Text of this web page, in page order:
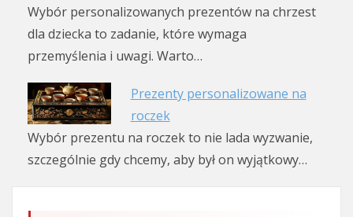
Wybór personalizowanych prezentów na chrzest
dla dziecka to zadanie, które wymaga
przemyślenia i uwagi. Warto…
Prezenty personalizowane na
roczek
Wybór prezentu na roczek to nie lada wyzwanie,
szczególnie gdy chcemy, aby był on wyjątkowy…